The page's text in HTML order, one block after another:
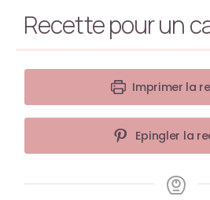
Recette pour un
Imprimer la
Epingler la